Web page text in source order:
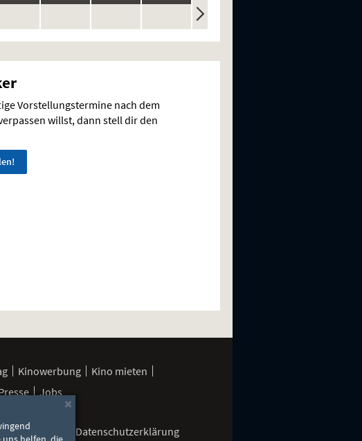
VorstellungenVorstellungenVorstellungen
keine
Vorstellungen
Vorstellungstermine nach dem
willst, dann stell dir den
Kinowerbung
Kino mieten
Jobs
Datenschutzerklärung
×